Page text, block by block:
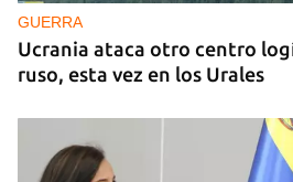
GUERRA
Ucrania ataca otro centro
ruso, esta vez en los Urales